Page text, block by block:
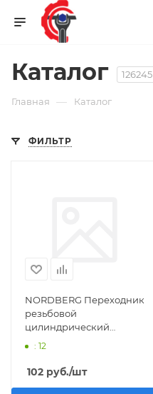
Каталог 126245
Главная — Каталог
ФИЛЬТР
NORDBERG Переходник
резьбовой
цилиндрический
M1/2">F1/4"
: 12
102 руб./шт